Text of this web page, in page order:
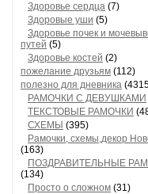
Здоровье сердца (7)
Здоровые уши (5)
Здоровье почек и
путей (5)
Здоровье костей (2)
пожелание друзьям (112)
полезно для дневника
РАМОЧКИ С ДЕВУШКАМИ
ТЕКСТОВЫЕ РАМОЧКИ
СХЕМЫ (395)
Рамочки, схемы,декор
(163)
ПОЗДРАВИТЕЛЬНЫЕ
(134)
Просто о сложном (31)